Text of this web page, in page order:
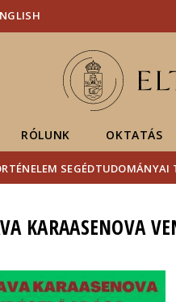
RÓLUNK OKTATÁS
SEGÉDTUDOMÁNYAI
KARAASENOVA